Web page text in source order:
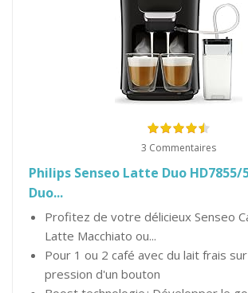
3 Commentaires
Philips Senseo Latte Duo
Duo...
Profitez de votre délicieux Senseo
Latte Macchiato ou...
Pour 1 ou 2 café avec du lait frais
pression d'un bouton